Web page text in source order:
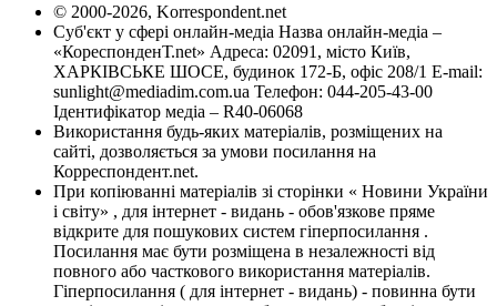
© 2000-2026, Korrespondent.net
Суб'єкт у сфері онлайн-медіа Назва онлайн-медіа –
«КореспонденТ.net» Адреса: 02091, місто Київ,
ХАРКІВСЬКЕ ШОСЕ, будинок 172-Б, офіс 208/1 E-mail:
sunlight@mediadim.com.ua Телефон: 044-205-43-00
Ідентифікатор медіа – R40-06068
Використання будь-яких матеріалів, розміщених на
сайті, дозволяється за умови посилання на
Корреспондент.net.
При копіюванні матеріалів зі сторінки « Новини України
і світу» , для інтернет - видань - обов'язкове пряме
відкрите для пошукових систем гіперпосилання .
Посилання має бути розміщена в незалежності від
повного або часткового використання матеріалів.
Гіперпосилання ( для інтернет - видань) - повинна бути